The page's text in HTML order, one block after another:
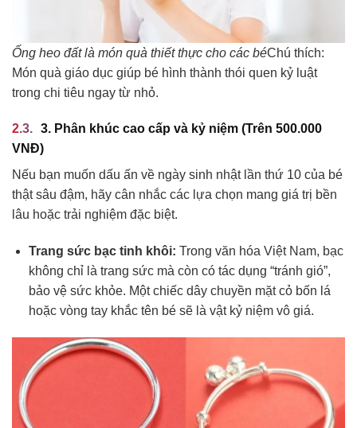
Ống heo đất là món quà thiết thực cho các béChú thích:
Món quà giáo dục giúp bé hình thành thói quen kỷ luật
trong chi tiêu ngay từ nhỏ.
3. Phân khúc cao cấp và kỷ niệm (Trên 500.000
VNĐ)
Nếu bạn muốn dấu ấn về ngày sinh nhật lần thứ 10 của bé
thật sâu đậm, hãy cân nhắc các lựa chọn mang giá trị bền
lâu hoặc trải nghiệm đặc biệt.
Trang sức bạc tinh khôi: Trong văn hóa Việt Nam, bạc
không chỉ là trang sức mà còn có tác dụng “tránh gió”,
bảo vệ sức khỏe. Một chiếc dây chuyền mặt cỏ bốn lá
hoặc vòng tay khắc tên bé sẽ là vật kỷ niệm vô giá.